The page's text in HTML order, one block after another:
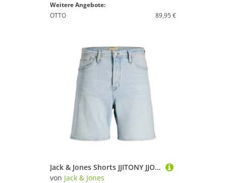
Weitere Angebote:
OTTO
89,95 €
Jack & Jones Shorts JJITONY JJORIGINAL aus Baumwollmix
von Jack & Jones